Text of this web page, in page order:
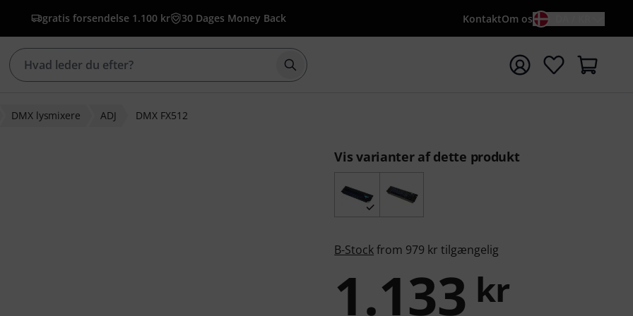
gratis forsendelse 1.100 kr 30 Dages Money Back KontaktOm os
Start søgning med søgeord {searchTerm}
DMX lysmixere ADJ DMX FX512
Vis varianter af dette produkt
B-Stockfrom 979 kr tilgængelig
1.133 kr